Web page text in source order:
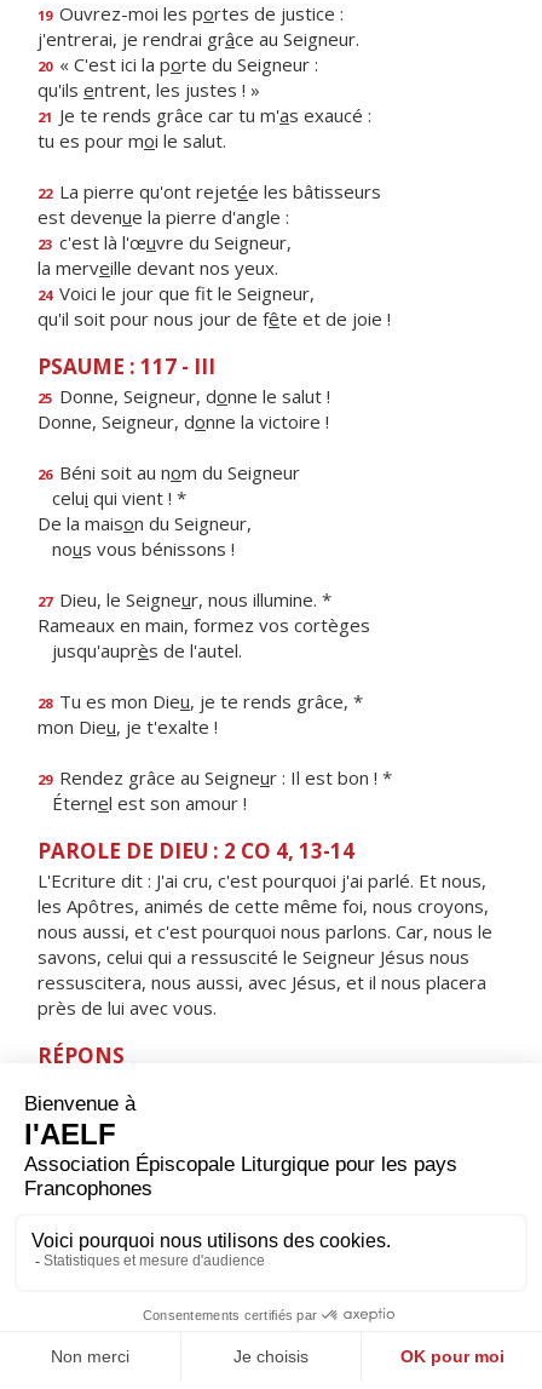
19 Ouvrez-moi les portes de justice :
j'entrerai, je rendrai grâce au Seigneur.
20 « C'est ici la porte du Seigneur :
qu'ils entrent, les justes ! »
21 Je te rends grâce car tu m'as exaucé :
tu es pour moi le salut.
22 La pierre qu'ont rejetée les bâtisseurs
est devenue la pierre d'angle :
23 c'est là l'œuvre du Seigneur,
la merveille devant nos yeux.
24 Voici le jour que ft le Seigneur,
qu'il soit pour nous jour de fête et de joie !
PSAUME : 117 - III
25 Donne, Seigneur, donne le salut !
Donne, Seigneur, donne la victoire !
26 Béni soit au nom du Seigneur
celui qui vient ! *
De la maison du Seigneur,
nous vous bénissons !
27 Dieu, le Seigneur, nous illumine. *
Rameaux en main, formez vos cortèges
jusqu'auprès de l'autel.
28 Tu es mon Dieu, je te rends grâce, *
mon Dieu, je t'exalte !
29 Rendez grâce au Seigneur : Il est bon ! *
Éternel est son amour !
PAROLE DE DIEU : 2 CO 4, 13-14
L'Ecriture dit : J'ai cru, c'est pourquoi j'ai parlé. Et nous,
les Apôtres, animés de cette même foi, nous croyons,
nous aussi, et c'est pourquoi nous parlons. Car, nous le
savons, celui qui a ressuscité le Seigneur Jésus nous
ressuscitera, nous aussi, avec Jésus, et il nous placera
près de lui avec vous.
RÉPONS
vos noms sont inscrits dans les cieux.
ORAISON
Seigneur, tu nous as donné ce jour de sainte joie pour
ton Église une fidélité parfaite à leur enseignement,
puisqu'elle reçut par eux la première annonce de la foi.